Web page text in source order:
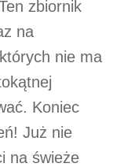
zbiornik
na
nie ma
Koniec
Już nie
na świeże